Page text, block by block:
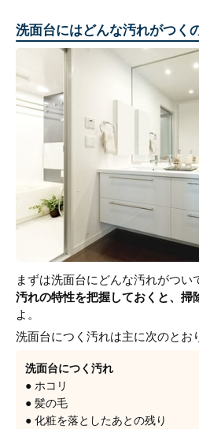
洗面台にはどんな汚れがつく
まずは洗面台にどんな汚れがつい
汚れの特性を把握しておくと、掃
よ。
洗面台につく汚れは主に次のとお
洗面台につく汚れ
● ホコリ
● 髪の毛
● 化粧を落としたあとの残り